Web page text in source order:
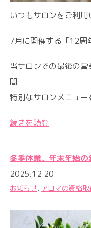
いつもサロンをご利
7月に開催する「12周
当サロンでの最後の
間
特別なサロンメニュー
続きを読む
冬季休業、年末年始の
2025.12.20
お知らせ, アロマの資格取